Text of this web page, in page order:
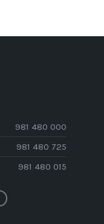
981 480 000
981 480 725
981 480 015